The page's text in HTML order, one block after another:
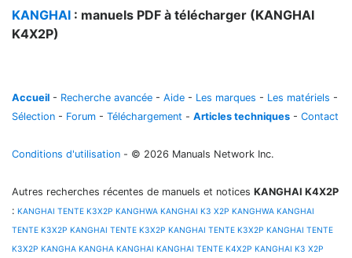
KANGHAI : manuels PDF à télécharger (KANGHAI
K4X2P)
Accueil - Recherche avancée - Aide - Les marques - Les matériels -
Sélection - Forum - Téléchargement - Articles techniques - Contact
Conditions d'utilisation - © 2026 Manuals Network Inc.
Autres recherches récentes de manuels et notices KANGHAI K4X2P
: KANGHAI TENTE K3X2P KANGHWA KANGHAI K3 X2P KANGHWA KANGHAI
TENTE K3X2P KANGHAI TENTE K3X2P KANGHAI TENTE K3X2P KANGHAI TENTE
K3X2P KANGHA KANGHA KANGHAI KANGHAI TENTE K4X2P KANGHAI K3 X2P